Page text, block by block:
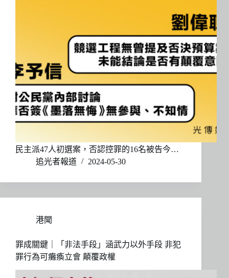
民主派47人初選案，否認控罪的16名被告今…
追光者報道
2024-05-30
港聞
罪成關鍵｜「非法手段」涵武力以外手段 非犯
罪行為可癱瘓立會 顛覆政權